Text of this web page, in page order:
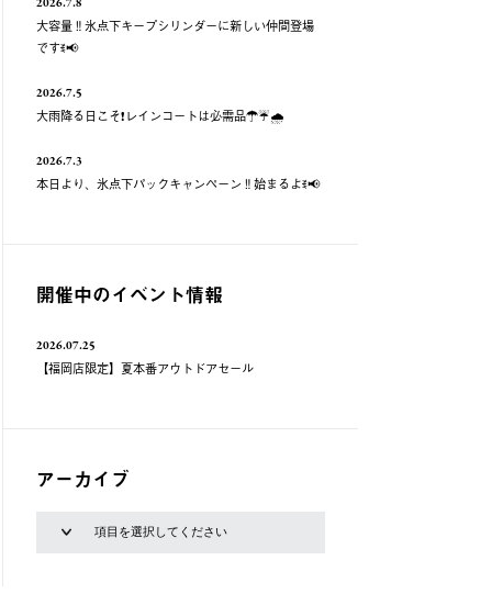
大容量‼️氷点下キープシリンダーに新しい仲間登場
ですꉂ📢
2026.7.5
大雨降る日こそ❗️レインコートは必需品☂️☔️🌧
2026.7.3
本日より、氷点下パックキャンペーン‼️始まるよꉂ📢
開催中のイベント情報
2026.07.25
【福岡店限定】夏本番アウトドアセール
アーカイブ